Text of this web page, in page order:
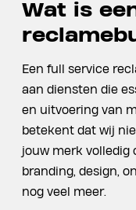
Wat is
Een full service
aan diensten die
en uitvoering van
betekent dat wij
jouw merk volledig
branding, design,
nog veel meer.